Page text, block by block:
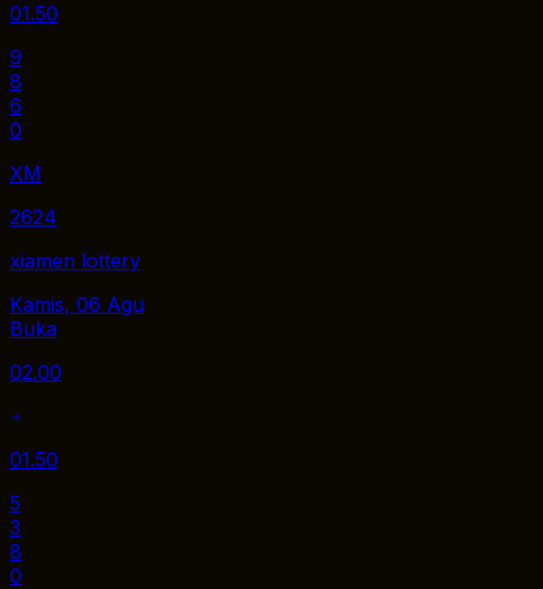
01.50
9
8
6
0
XM
2624
xiamen lottery
Kamis, 06 Agu
Buka
02.00
01.50
5
3
8
0